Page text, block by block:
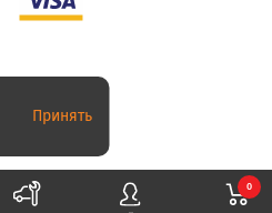
0
Принять